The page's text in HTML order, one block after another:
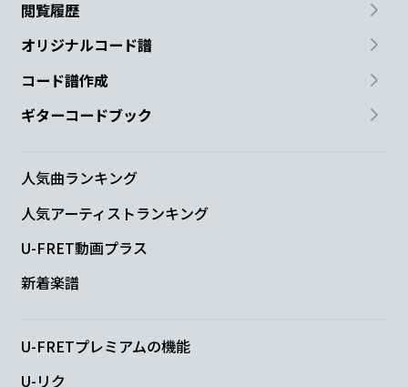
閲覧履歴
オリジナルコード譜
コード譜作成
ギターコードブック
人気曲ランキング
人気アーティストランキング
U-FRET動画プラス
新着楽譜
U-FRETプレミアムの機能
U-リク